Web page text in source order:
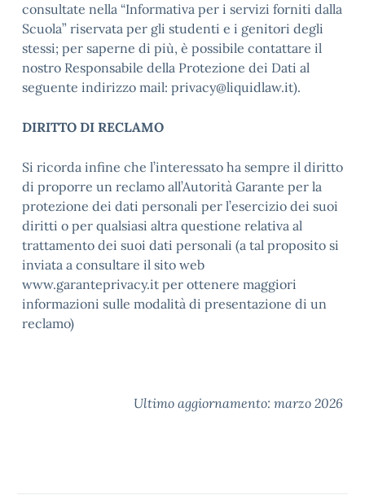
consultate nella “Informativa per i servizi forniti dalla
Scuola” riservata per gli studenti e i genitori degli
stessi; per saperne di più, è possibile contattare il
nostro Responsabile della Protezione dei Dati al
seguente indirizzo mail: privacy@liquidlaw.it).
DIRITTO DI RECLAMO
Si ricorda infine che l’interessato ha sempre il diritto
di proporre un reclamo all’Autorità Garante per la
protezione dei dati personali per l’esercizio dei suoi
diritti o per qualsiasi altra questione relativa al
trattamento dei suoi dati personali (a tal proposito si
inviata a consultare il sito web
www.garanteprivacy.it per ottenere maggiori
informazioni sulle modalità di presentazione di un
reclamo)
Ultimo aggiornamento: marzo 2026